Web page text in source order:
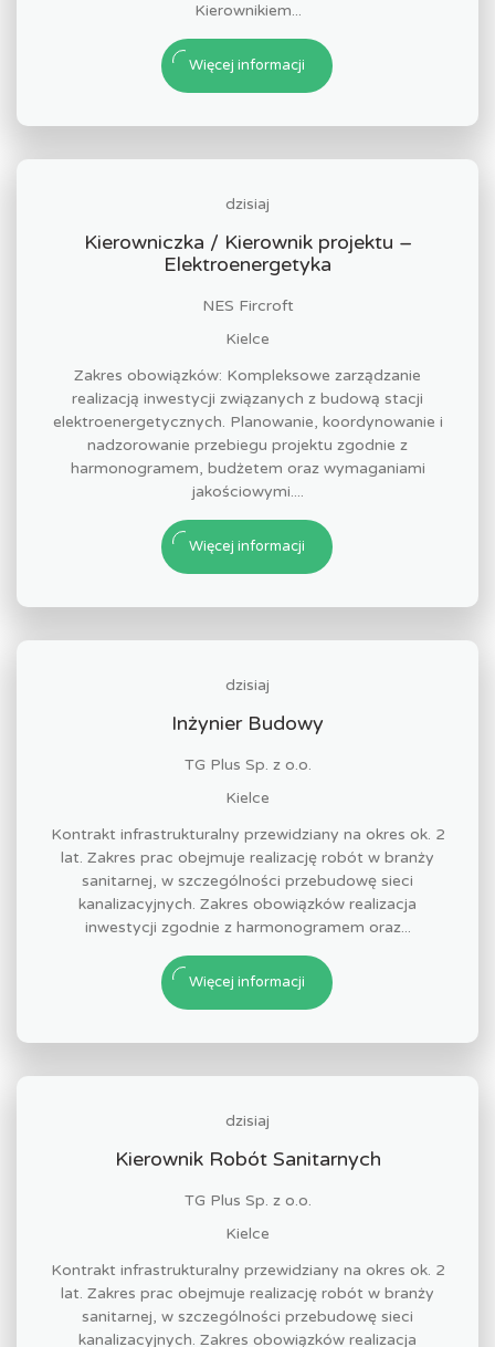
Kierownikiem...
Więcej informacji
dzisiaj
Kierowniczka / Kierownik projektu –
Elektroenergetyka
NES Fircroft
Kielce
Zakres obowiązków: Kompleksowe zarządzanie
realizacją inwestycji związanych z budową stacji
elektroenergetycznych. Planowanie, koordynowanie i
nadzorowanie przebiegu projektu zgodnie z
harmonogramem, budżetem oraz wymaganiami
jakościowymi....
Więcej informacji
dzisiaj
Inżynier Budowy
TG Plus Sp. z o.o.
Kielce
Kontrakt infrastrukturalny przewidziany na okres ok. 2
lat. Zakres prac obejmuje realizację robót w branży
sanitarnej, w szczególności przebudowę sieci
kanalizacyjnych. Zakres obowiązków realizacja
inwestycji zgodnie z harmonogramem oraz...
Więcej informacji
dzisiaj
Kierownik Robót Sanitarnych
TG Plus Sp. z o.o.
Kielce
Kontrakt infrastrukturalny przewidziany na okres ok. 2
lat. Zakres prac obejmuje realizację robót w branży
sanitarnej, w szczególności przebudowę sieci
kanalizacyjnych. Zakres obowiązków realizacja